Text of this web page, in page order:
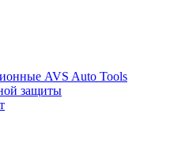
AVS Auto Tools
защиты